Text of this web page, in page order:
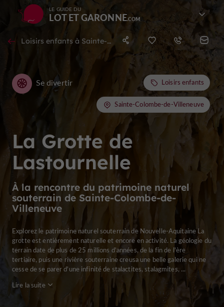
LE GUIDE DU
LOT ET GARONNE
Loisirs enfants à Sainte-Colombe-de-Villeneuve
La Grotte de
Lastournelle
À la rencontre du patrimoine naturel
souterrain de Sainte-Colombe-de-
Villeneuve
Se divertir Loisirs enfants
Sainte-Colombe-de-Villeneuve
Explorez le patrimoine naturel souterrain de Nouvelle-Aquitaine La
grotte est entièrement naturelle et encore en activité. La géologie du
terrain date de plus de 25 millions d'années, de la fin de l'ère
tertiaire, puis une rivière souterraine creusa une belle galerie qui ne
cesse de se parer d'une infinité de stalactites, stalagmites, ...
Lire la suite